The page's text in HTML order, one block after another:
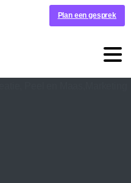
Plan een gesprek